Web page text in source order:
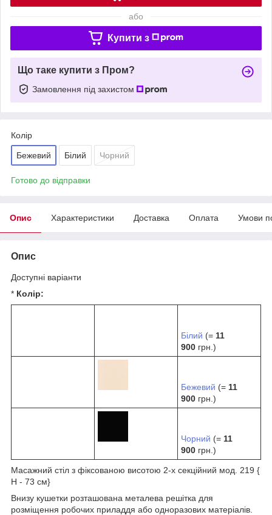
або
Купити з
Що таке купити з Пром?
Замовлення під захистом
Колір
Бежевий Білий Чорний
Готово до відправки
Опис Характеристики Доставка Оплата Умови
Опис
Доступні варіанти
* Колір:
Білий (= 11
900 грн.)
Бежевий (= 11
900 грн.)
Чорний (= 11
900 грн.)
Масажний стіл з фіксованою висотою 2-х секційний мод. 219 {
H - 73 см}
Внизу кушетки розташована металева решітка для
розміщення робочих приладдя або одноразових матеріалів.